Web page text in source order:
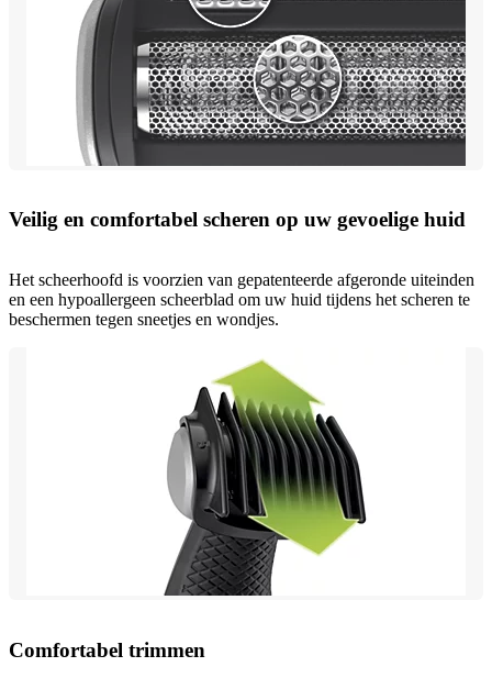
Veilig en comfortabel scheren op uw gevoelige huid
Het scheerhoofd is voorzien van gepatenteerde afgeronde uiteinden
en een hypoallergeen scheerblad om uw huid tijdens het scheren te
beschermen tegen sneetjes en wondjes.
Comfortabel trimmen